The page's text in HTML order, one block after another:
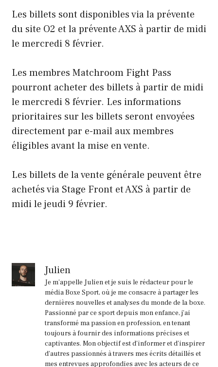
Les billets sont disponibles via la prévente
du site O2 et la prévente AXS à partir de midi
le mercredi 8 février.
Les membres Matchroom Fight Pass
pourront acheter des billets à partir de midi
le mercredi 8 février. Les informations
prioritaires sur les billets seront envoyées
directement par e-mail aux membres
éligibles avant la mise en vente.
Les billets de la vente générale peuvent être
achetés via Stage Front et AXS à partir de
midi le jeudi 9 février.
Julien
Je m'appelle Julien et je suis le rédacteur pour le
média Boxe Sport, où je me consacre à partager les
dernières nouvelles et analyses du monde de la boxe.
Passionné par ce sport depuis mon enfance, j'ai
transformé ma passion en profession, en tenant
toujours à fournir des informations précises et
captivantes. Mon objectif est d'informer et d'inspirer
d'autres passionnés à travers mes écrits détaillés et
mes entrevues approfondies avec les acteurs de ce